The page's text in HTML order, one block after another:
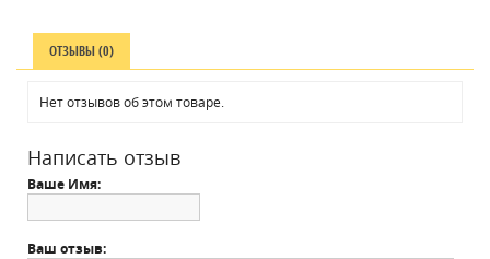
ОТЗЫВЫ (0)
Нет отзывов об этом товаре.
Написать отзыв
Ваше Имя:
Ваш отзыв: